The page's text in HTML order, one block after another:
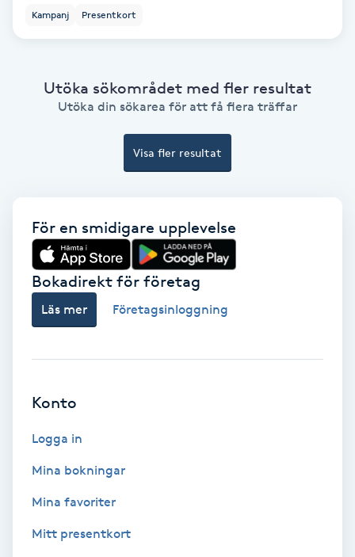
Ansiktsbehandling djuprengörande
Babylights
Barnklippning
Brynformning
Brynfärgning
Kampanj Presentkort
Utöka sökområdet med fler resultat
Utöka din sökarea för att få flera träffar
Visa fler resultat
För en smidigare upplevelse
Bokadirekt för företag
Läs mer Företagsinloggning
Konto
Logga in
Mina bokningar
Mina favoriter
Mitt presentkort